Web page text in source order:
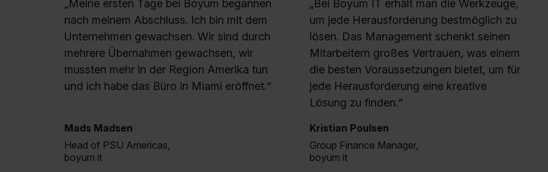
„Meine ersten Tage bei Boyum begannen
nach meinem Abschluss. Ich bin mit dem
Unternehmen gewachsen. Wir sind durch
mehrere Übernahmen gewachsen, wir
mussten mehr in der Region Amerika tun
und ich habe das Büro in Miami eröffnet.“
Mads Madsen
Head of PSU Americas,
boyum it
„Bei Boyum IT erhält man die Werkzeuge,
um jede Herausforderung bestmöglich zu
lösen. Das Management schenkt seinen
Mitarbeitern großes Vertrauen, was einem
die besten Voraussetzungen bietet, um für
jede Herausforderung eine kreative
Lösung zu finden.“
Kristian Poulsen
Group Finance Manager,
boyum it